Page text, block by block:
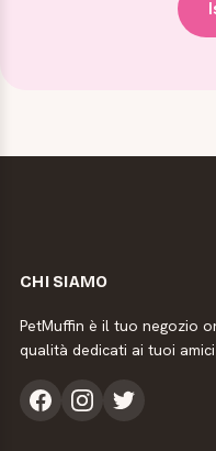
CHI SIAMO
PetMuffin è il tuo negozio
qualità dedicati ai tuoi